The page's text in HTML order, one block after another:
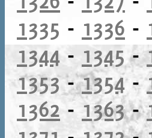
1335 - 1336 -
1344 - 1345 -
1353-1354-
1362 - 1363-